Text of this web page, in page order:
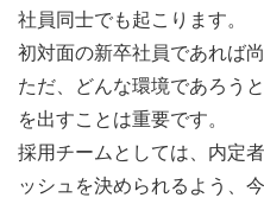
社員同士でも起こります。
初対面の新卒社員であれば尚
ただ、どんな環境であろう
を出すことは重要です。
採用チームとしては、内定
ッシュを決められるよう、